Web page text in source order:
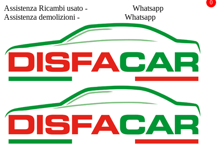
Assistenza Ricambi usato -
Whatsapp
Assistenza demolizioni -
Whatsapp
0